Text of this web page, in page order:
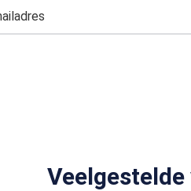
Veelgestelde